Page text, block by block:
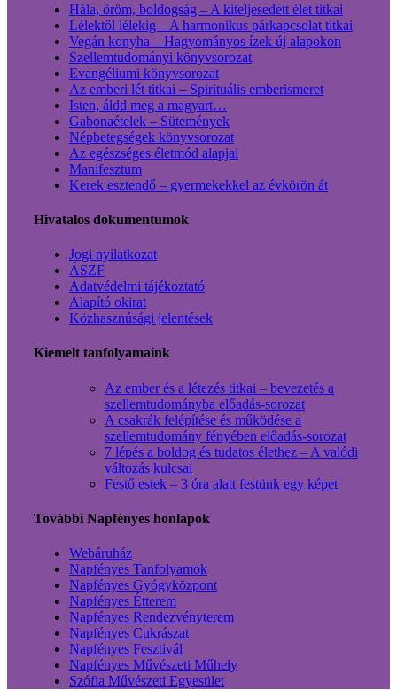
Hála, öröm, boldogság – A kiteljesedett élet titkai
Lélektől lélekig – A harmonikus párkapcsolat titkai
Vegán konyha – Hagyományos ízek új alapokon
Szellemtudományi könyvsorozat
Evangéliumi könyvsorozat
Az emberi lét titkai – Spirituális emberismeret
Isten, áldd meg a magyart…
Gabonaételek – Sütemények
Népbetegségek könyvsorozat
Az egészséges életmód alapjai
Manifesztum
Kerek esztendő – gyermekekkel az évkörön át
Hivatalos dokumentumok
Jogi nyilatkozat
ÁSZF
Adatvédelmi tájékoztató
Alapító okirat
Közhasznúsági jelentések
Kiemelt tanfolyamaink
Az ember és a létezés titkai – bevezetés a
szellemtudományba előadás-sorozat
A csakrák felépítése és működése a
szellemtudomány fényében előadás-sorozat
7 lépés a boldog és tudatos élethez – A valódi
változás kulcsai
Festő estek – 3 óra alatt festünk egy képet
További Napfényes honlapok
Webáruház
Napfényes Tanfolyamok
Napfényes Gyógyközpont
Napfényes Étterem
Napfényes Rendezvényterem
Napfényes Cukrászat
Napfényes Fesztivál
Napfényes Művészeti Műhely
Szófia Művészeti Egyesület